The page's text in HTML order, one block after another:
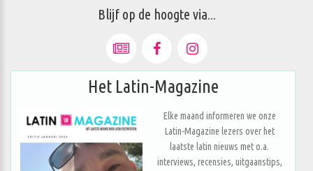
Blijf op de hoogte via...
Het Latin-Magazine
Elke maand informeren we onze
Latin-Magazine lezers over het
laatste latin nieuws met o.a.
interviews, recensies, uitgaanstips,